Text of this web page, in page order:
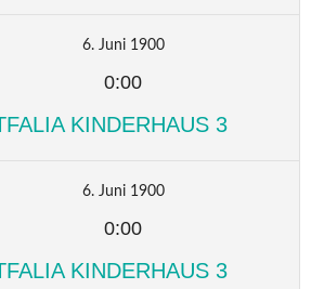
6. Juni 1900
0:00
KINDERHAUS 3
6. Juni 1900
0:00
KINDERHAUS 3